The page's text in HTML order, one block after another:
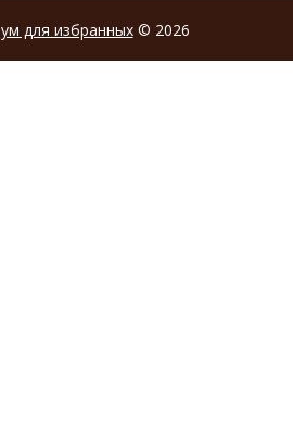
для избранных© 2026